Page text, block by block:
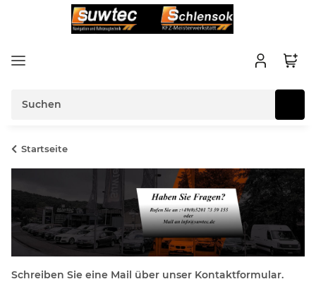
Startseite
Schreiben Sie eine Mail über unser Kontaktformular.